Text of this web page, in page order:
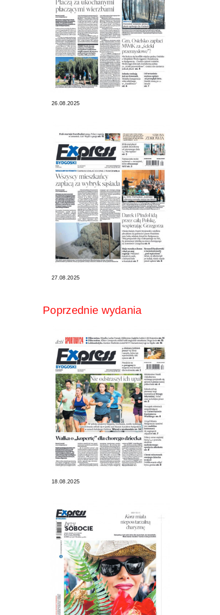
26.08.2025
27.08.2025
Poprzednie wydania
18.08.2025